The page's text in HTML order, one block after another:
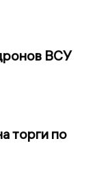
ВСУ
торги по